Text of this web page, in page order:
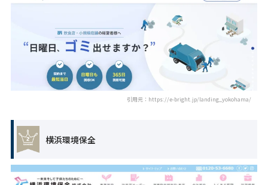
引用元：https://e-bright.jp/landing_yokohama/
横浜環境保全